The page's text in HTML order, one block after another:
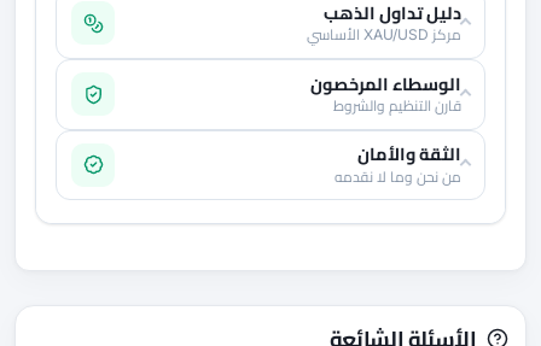
دليل تداول الذهب
مركز XAU/USD الأساسي
الوسطاء المرخصون
قارن التنظيم والشروط
الثقة والأمان
من نحن وما لا نقدمه
الأسئلة الشائعة